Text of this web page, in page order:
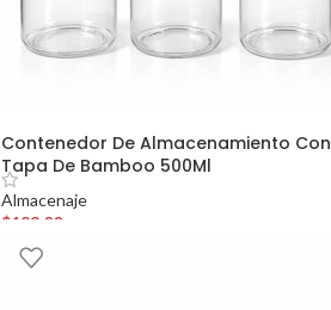
Contenedor De Almacenamiento Con
Tapa De Bamboo 500Ml
Almacenaje
$183.00